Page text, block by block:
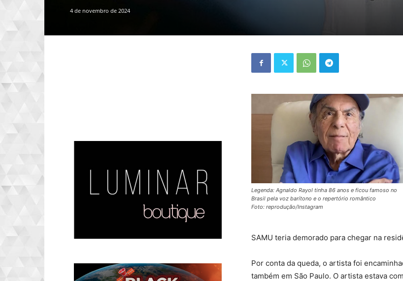
4 de novembro de 2024
Legenda: Agnaldo Rayol tinha 86 anos e ficou famoso no
Brasil pela voz barítono e o repertório romântico
Foto: reprodução/Instagram
SAMU teria demorado para chegar na
Por conta da queda, o artista foi
também em São Paulo. O artista estava